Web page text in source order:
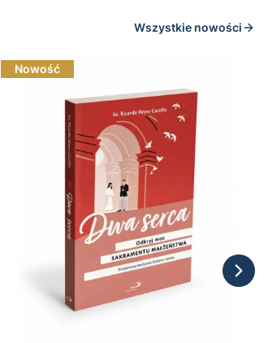
Wszystkie nowości
Nowość